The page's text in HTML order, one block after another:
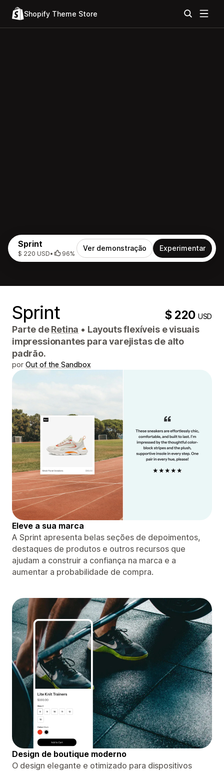
Shopify Theme Store
Sprint
$ 220 USD• 96%
Ver demonstração Experimentar
Sprint $ 220USD
Parte deRetina • Layouts flexíveis e visuais
impressionantes para varejistas de alto
padrão.
por Out of the Sandbox
Eleve a sua marca
A Sprint apresenta belas seções de depoimentos,
destaques de produtos e outros recursos que
ajudam a construir a confiança na marca e a
aumentar a probabilidade de compra.
Design de boutique moderno
O design elegante e otimizado para dispositivos